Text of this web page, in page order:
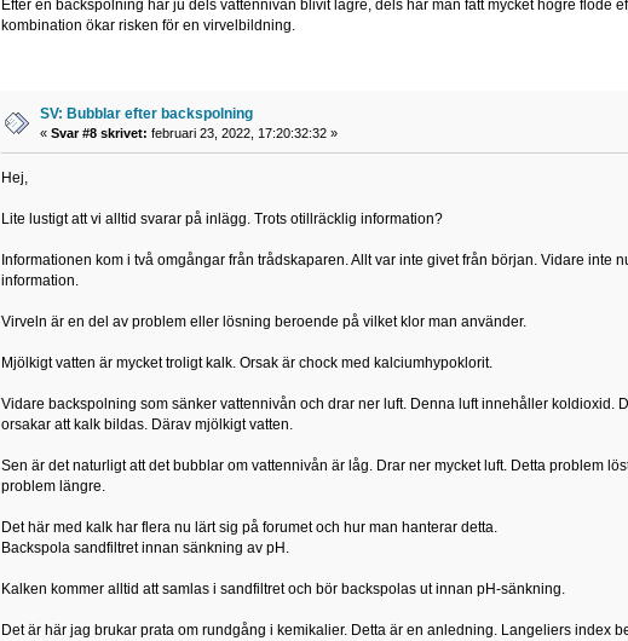
Efter en backspolning har ju dels vattennivån blivit lägre, dels har man fått mycket högre flöde
kombination ökar risken för en virvelbildning.
SV: Bubblar efter backspolning
« Svar #8 skrivet: februari 23, 2022, 17:20:32:32 »
Hej,
Lite lustigt att vi alltid svarar på inlägg. Trots otillräcklig information?
Informationen kom i två omgångar från trådskaparen. Allt var inte givet från början. Vidare inte
information.
Virveln är en del av problem eller lösning beroende på vilket klor man använder.
Mjölkigt vatten är mycket troligt kalk. Orsak är chock med kalciumhypoklorit.
Vidare backspolning som sänker vattennivån och drar ner luft. Denna luft innehåller koldioxid.
orsakar att kalk bildas. Därav mjölkigt vatten.
Sen är det naturligt att det bubblar om vattennivån är låg. Drar ner mycket luft. Detta problem
problem längre.
Det här med kalk har flera nu lärt sig på forumet och hur man hanterar detta.
Backspola sandfiltret innan sänkning av pH.
Kalken kommer alltid att samlas i sandfiltret och bör backspolas ut innan pH-sänkning.
Det är här jag brukar prata om rundgång i kemikalier. Detta är en anledning. Langeliers index